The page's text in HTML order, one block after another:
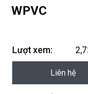
WPVC
Lượt xem:
Liên hệ